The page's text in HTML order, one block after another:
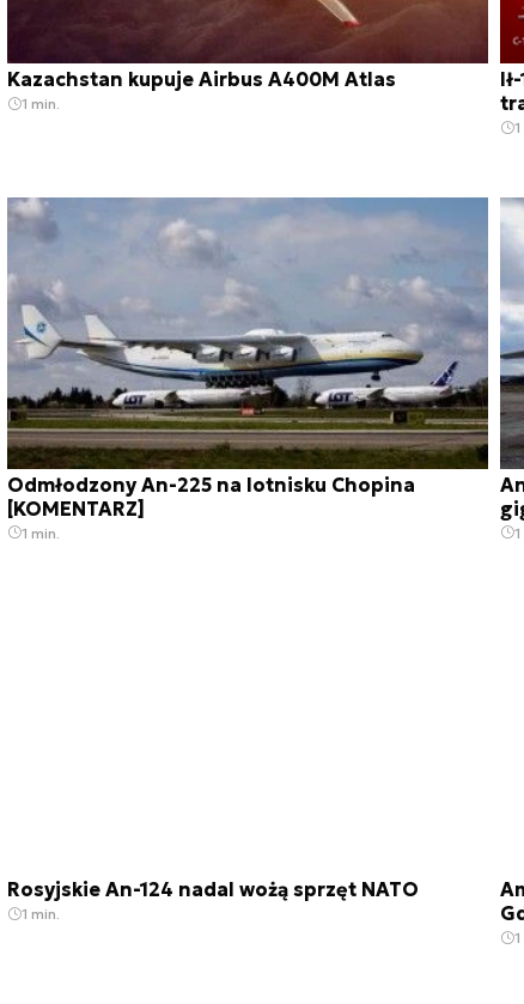
Kazachstan kupuje Airbus A400M Atlas
1 min.
Odmłodzony An-225 na lotnisku Chopina
[KOMENTARZ]
1 min. 1
Rosyjskie An-124 nadal wożą sprzęt NATO
1 min.